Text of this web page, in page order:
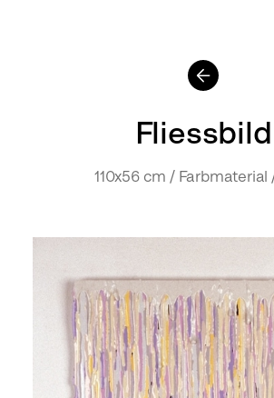
Fliessbild
110x56 cm / Farbmaterial